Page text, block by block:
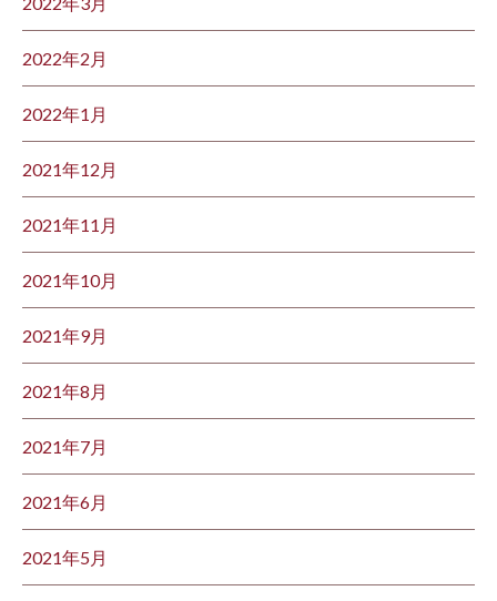
2022年2月
2022年1月
2021年12月
2021年11月
2021年10月
2021年9月
2021年8月
2021年7月
2021年6月
2021年5月